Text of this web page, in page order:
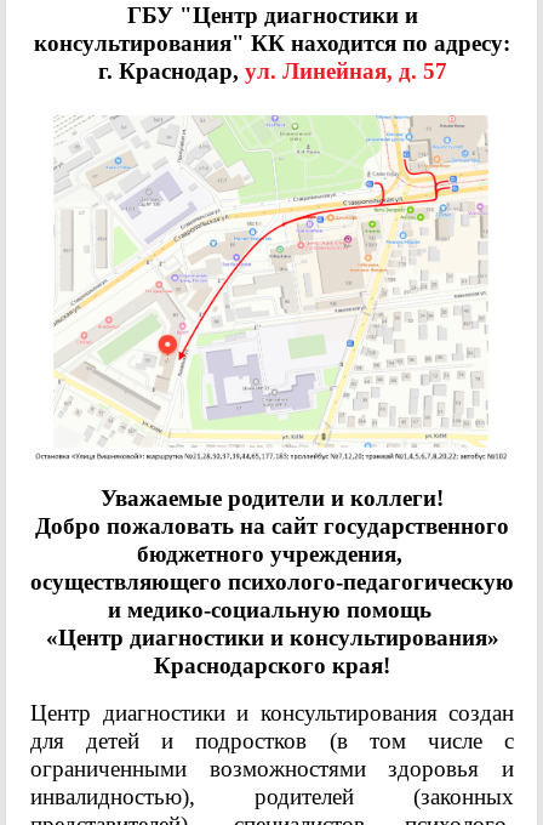
ГБУ "Центр диагностики и
консультирования" КК находится по адресу:
г. Краснодар, ул. Линейная, д. 57
Уважаемые родители и коллеги!
Добро пожаловать на сайт государственного
бюджетного учреждения,
осуществляющего психолого-педагогическую
и медико-социальную помощь
«Центр диагностики и консультирования»
Краснодарского края!
Центр диагностики и консультирования создан
для детей и подростков (в том числе с
ограниченными возможностями здоровья и
инвалидностью), родителей (законных